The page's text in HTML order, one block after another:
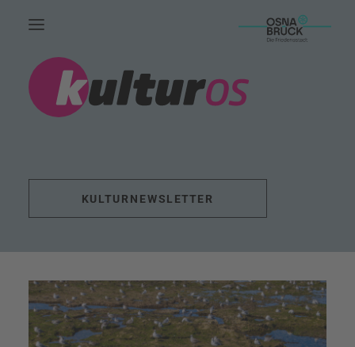
HOME.
AKTUELLES.
FÖRDERUNG.
KONTAKT.
SUCHE
KULTURNEWSLETTER